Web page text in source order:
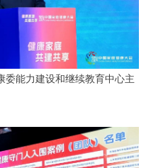
委能力建设和继续教育中心主